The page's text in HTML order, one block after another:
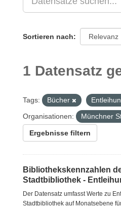
Sortieren nach
1 Datensatz
Tags: Bücher
Organisationen:
Münchner
Ergebnisse filtern
Bibliothekskennzahlen
Stadtbibliothek -
Der Datensatz umfasst Werte zu
Stadtbibliothek auf Monatsebene